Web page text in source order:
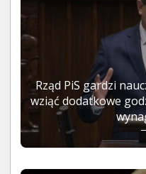
Rząd PiS gardzi
wziąć dodatkowe